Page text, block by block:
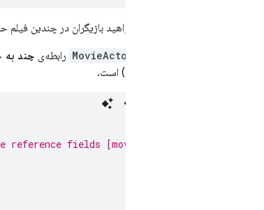
اگر می‌خواهید بازیگران در چندین
MovieActor رابطه‌ی چند به
) است.
fields [movie, actor]